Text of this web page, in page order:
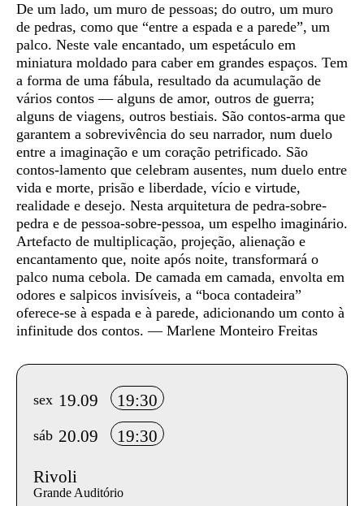
De um lado, um muro de pessoas; do outro, um muro
de pedras, como que “entre a espada e a parede”, um
palco. Neste vale encantado, um espetáculo em
miniatura moldado para caber em grandes espaços. Tem
a forma de uma fábula, resultado da acumulação de
vários contos — alguns de amor, outros de guerra;
alguns de viagens, outros bestiais. São contos-arma que
garantem a sobrevivência do seu narrador, num duelo
entre a imaginação e um coração petrificado. São
contos-lamento que celebram ausentes, num duelo entre
vida e morte, prisão e liberdade, vício e virtude,
realidade e desejo. Nesta arquitetura de pedra-sobre-
pedra e de pessoa-sobre-pessoa, um espelho imaginário.
Artefacto de multiplicação, projeção, alienação e
encantamento que, noite após noite, transformará o
palco numa cebola. De camada em camada, envolta em
odores e salpicos invisíveis, a “boca contadeira”
oferece-se à espada e à parede, adicionando um conto à
infinitude dos contos. — Marlene Monteiro Freitas
Info sobre horário e bilhetes
sex 19.09 19:30
sáb 20.09 19:30
Rivoli
Grande Auditório